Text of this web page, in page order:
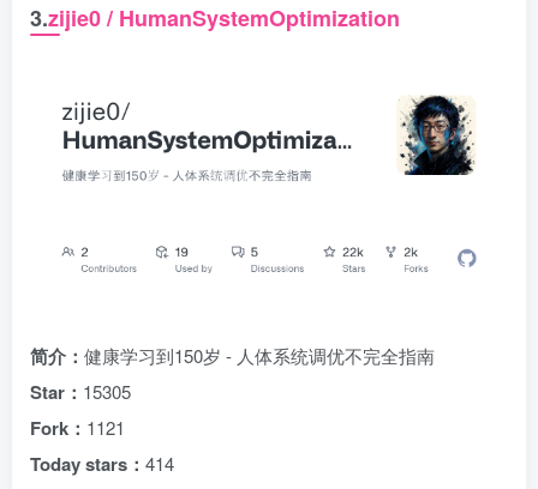
3.zijie0 / HumanSystemOptimization
简介： 健康学习到150岁 - 人体系统调优不完全指南
Star： 15305
Fork： 1121
Today stars： 414